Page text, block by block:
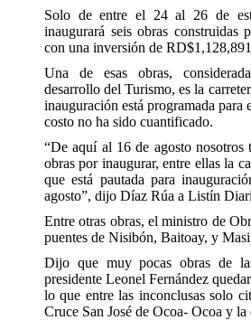
Solo de entre el 24 al 26 de
inaugurará seis obras construidas
con una inversión de
Una de esas obras,
desarrollo del Turismo, es la
inauguración está programada para
costo no ha sido cuantificado.
“De aquí al 16 de agosto nosotros
obras por inaugurar, entre ellas la
que está pautada para
agosto”, dijo Díaz Rúa a Listín
Entre otras obras, el ministro de
puentes de Nisibón, Baitoay, y
Dijo que muy pocas obras de
presidente Leonel Fernández
lo que entre las inconclusas solo
Cruce San José de Ocoa- Ocoa y la